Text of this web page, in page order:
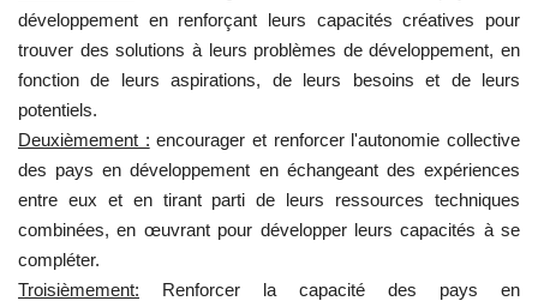
Nos Partenaires
opportunités
Language
English Swahili español
French
développement en renforçant leurs capacités créatives pour
trouver des solutions à leurs problèmes de développement, en
fonction de leurs aspirations, de leurs besoins et de leurs
potentiels.
Deuxièmement : encourager et renforcer l'autonomie collective
des pays en développement en échangeant des expériences
entre eux et en tirant parti de leurs ressources techniques
combinées, en œuvrant pour développer leurs capacités à se
compléter.
Troisièmement: Renforcer la capacité des pays en